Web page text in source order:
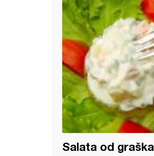
Salata od graška